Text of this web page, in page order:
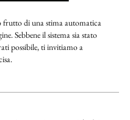
frutto di una stima automatica
Sebbene il sistema sia stato
possibile, ti invitiamo a